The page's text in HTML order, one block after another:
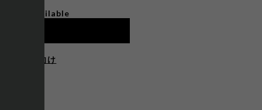
available
まいの方向け